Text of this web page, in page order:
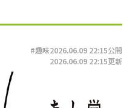
#趣味2026.06.09 22:15公開
2026.06.09 22:15更新